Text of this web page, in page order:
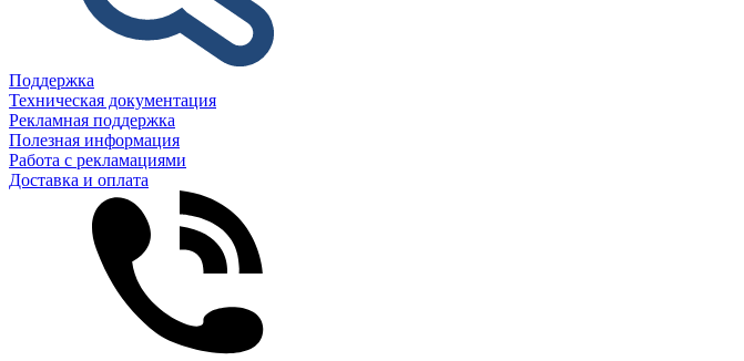
Поддержка
Техническая документация
Рекламная поддержка
Полезная информация
Работа с рекламациями
Доставка и оплата